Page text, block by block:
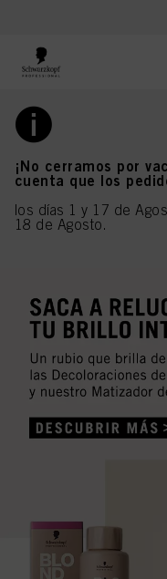
¡No cerramos por
cuenta que los
los días 1 y 17 de
18 de Agosto.